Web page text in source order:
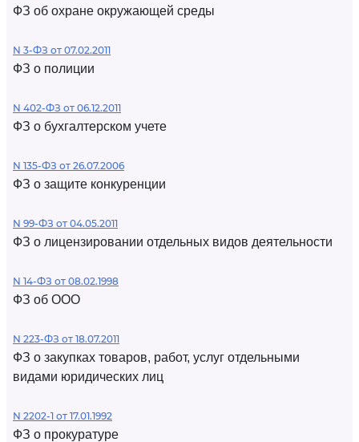
ФЗ об охране окружающей среды
N 3-ФЗ от 07.02.2011
ФЗ о полиции
N 402-ФЗ от 06.12.2011
ФЗ о бухгалтерском учете
N 135-ФЗ от 26.07.2006
ФЗ о защите конкуренции
N 99-ФЗ от 04.05.2011
ФЗ о лицензировании отдельных видов деятельности
N 14-ФЗ от 08.02.1998
ФЗ об ООО
N 223-ФЗ от 18.07.2011
ФЗ о закупках товаров, работ, услуг отдельными
видами юридических лиц
N 2202-1 от 17.01.1992
ФЗ о прокуратуре